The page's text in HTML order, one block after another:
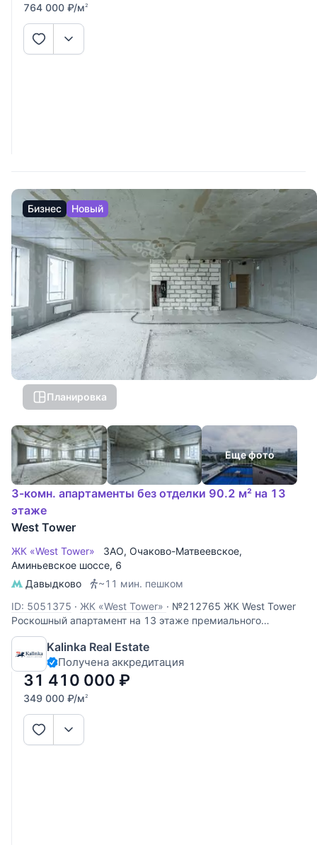
764 000 ₽/м2
Бизнес Новый
Планировка
Еще фото
3-комн. апартаменты без отделки 90.2 м² на 13
этаже
West Tower
ЖК «West Tower» ЗАО, Очаково-Матвеевское,
Аминьевское шоссе, 6
Давыдково
~11 мин. пешком
ID: 5051375 · ЖК «West Tower» · №212765 ЖК West Tower
Роскошный апартамент на 13 этаже премиального
комплекса West Tower. Этот объект идеально подходит для
личного проживания или сдачи в аренду с высокой
доходностью. Панорамные виды: высокий 13 этаж
открывает вид во двор,
Kalinka Real Estate
Получена аккредитация
31 410 000 ₽
349 000 ₽/м2